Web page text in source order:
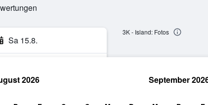
Sa 15.8.
3K - Island: Fotos
2026 September